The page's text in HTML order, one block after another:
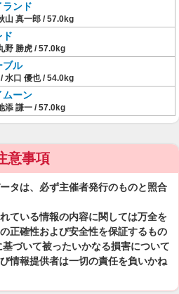
ランド
山 真一郎 / 57.0kg
ド
野 勝虎 / 57.0kg
ブル
水口 優也 / 54.0kg
ムーン
添 謙一 / 57.0kg
意事項
タは、必ず主催者発行のものと照合
ている情報の内容に関しては万全を
正確性および安全性を保証するもの
づいて被ったいかなる損害について
情報提供者は一切の責任を負いかね